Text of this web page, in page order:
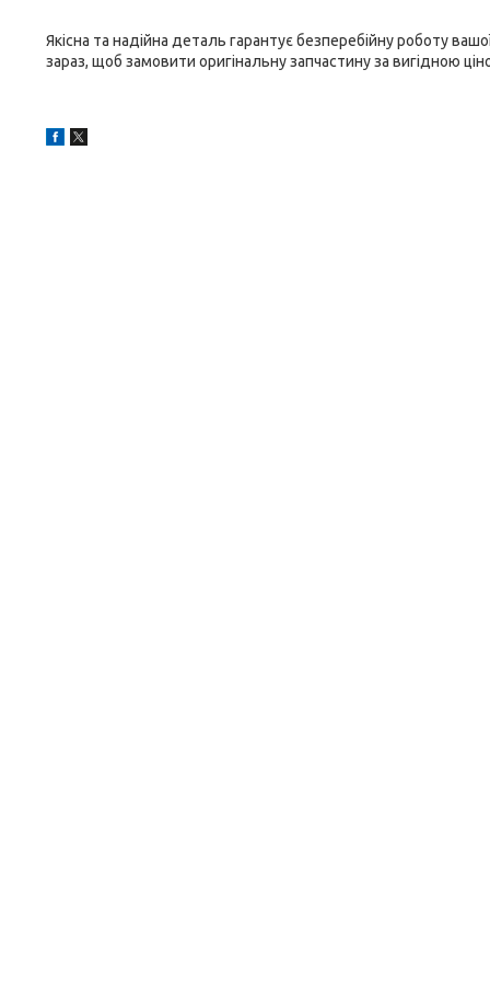
Якісна та надійна деталь гарантує безперебійну роботу
зараз, щоб замовити оригінальну запчастину за вигідною